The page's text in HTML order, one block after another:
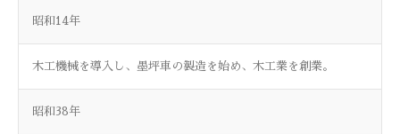
昭和14年
木工機械を導入し、墨坪車の製造を始め、木工業を創業。
昭和38年